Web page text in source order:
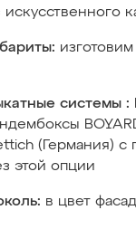
искусственного
системы :
(Германия)
этой опции
в цвет